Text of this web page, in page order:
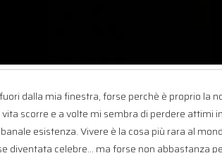
fuori dalla mia finestra, forse perchè è proprio la
vita scorre e a volte mi sembra di perdere
esistenza. Vivere è la cosa più rara al
diventata celebre… ma forse non abbastanza